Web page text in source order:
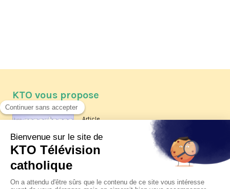
KTO vous propose
Article
Les reportages d'été 2026 de KTO
La visite pastorale du pape Léon
XIV à Assise à suivre sur KTO le